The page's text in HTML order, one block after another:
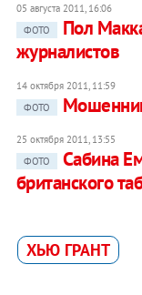
05 августа 2011, 16:06
ФОТО
Пол
журналистов
14 октября 2011, 11:59
ФОТО
25 октября 2011, 13:55
ФОТО
Сабина
британского
ХЬЮ ГРАНТ